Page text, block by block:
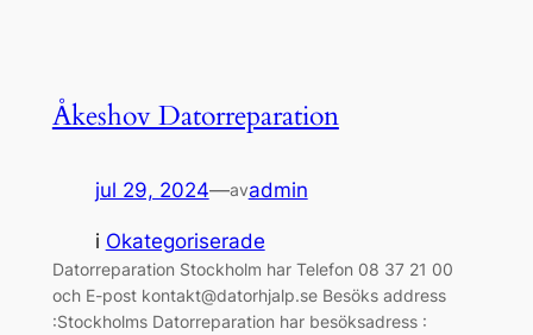
Åkeshov Datorreparation
jul 29, 2024—avadmin
i Okategoriserade
Datorreparation Stockholm har Telefon 08 37 21 00
och E-post kontakt@datorhjalp.se Besöks address
:Stockholms Datorreparation har besöksadress :